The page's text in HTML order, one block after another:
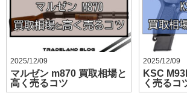
2025/12/09
マルゼン m870 買取相場と
高く売るコツ
2025/12/09
KSC
く売るコ